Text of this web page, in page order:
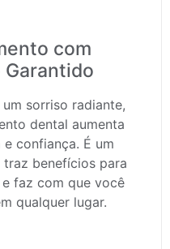
com
Garantido
sorriso radiante,
dental aumenta
confiança. É um
benefícios para
faz com que você
qualquer lugar.